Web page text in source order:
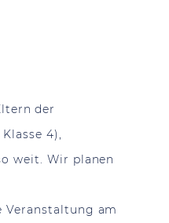
der
4),
weit. Wir planen
Veranstaltung am